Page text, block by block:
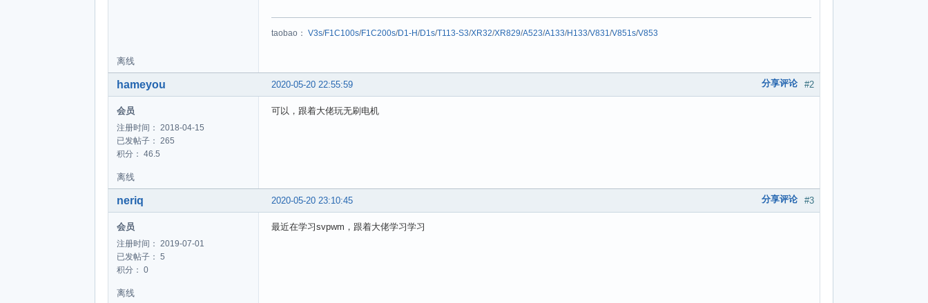
taobao： V3s/F1C100s/F1C200s/D1-H/D1s/T113-S3/XR32/XR829/A523/A133/H133/V831/V851s/V853
离线
#2
2020-05-20 22:55:59 分享评论
hameyou
会员
注册时间： 2018-04-15
已发帖子： 265
积分： 46.5
可以，跟着大佬玩无刷电机
离线
#3
2020-05-20 23:10:45 分享评论
neriq
会员
注册时间： 2019-07-01
已发帖子： 5
积分： 0
最近在学习svpwm，跟着大佬学习学习
离线